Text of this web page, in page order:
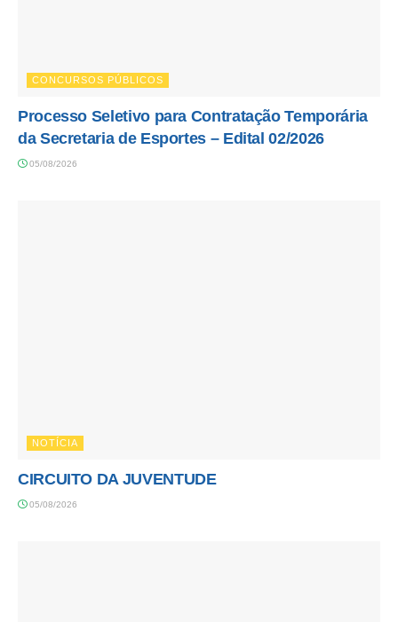
CONCURSOS PÚBLICOS
Processo Seletivo para Contratação Temporária
da Secretaria de Esportes – Edital 02/2026
05/08/2026
NOTÍCIA
CIRCUITO DA JUVENTUDE
05/08/2026